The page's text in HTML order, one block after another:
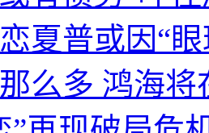
夏普或因“
么多 鸿海